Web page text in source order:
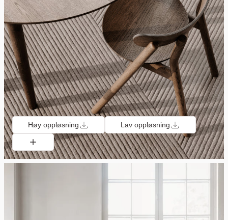
Høy oppløsning Lav oppløsning